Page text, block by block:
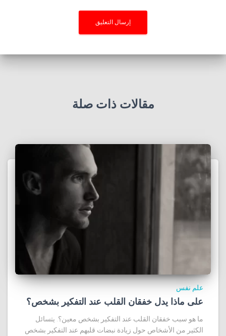
مقالات ذات صلة
علم نفس
على ماذا يدل خفقان القلب عند التفكير بشخص؟
ما هو سبب خفقان القلب عند التفكير بشخص معين؟. يتسائل
الكثير من الأشخاص حول زيادة نبضات قلبهم عند التفكير بشخص